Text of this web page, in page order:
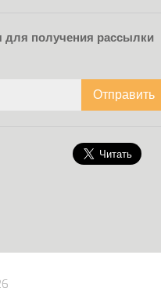
для получения рассылки
Отправить